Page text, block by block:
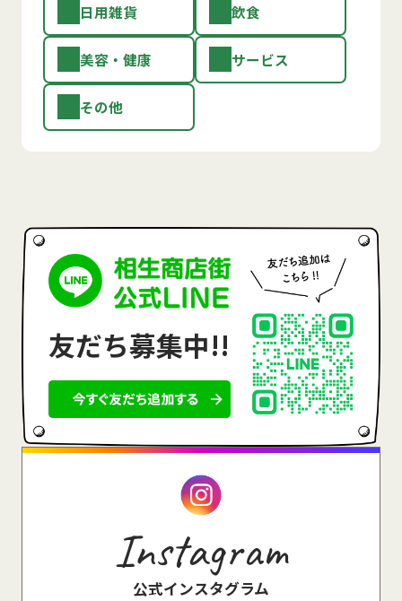
日用雑貨 飲食
美容・健康 サービス
その他
友だち募集中!!
Instagram
公式インスタグラム